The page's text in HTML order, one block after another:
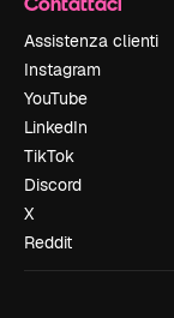
Assistenza clienti
Instagram
YouTube
LinkedIn
TikTok
Discord
X
Reddit